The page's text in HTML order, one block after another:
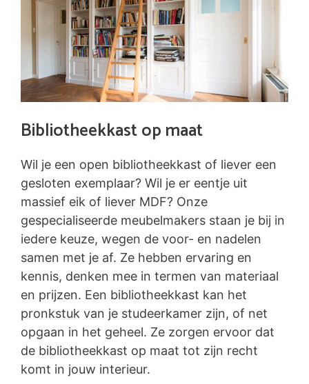
Bibliotheekkast op maat
Wil je een open bibliotheekkast of liever een
gesloten exemplaar? Wil je er eentje uit
massief eik of liever MDF? Onze
gespecialiseerde meubelmakers staan je bij in
iedere keuze, wegen de voor- en nadelen
samen met je af. Ze hebben ervaring en
kennis, denken mee in termen van materiaal
en prijzen. Een bibliotheekkast kan het
pronkstuk van je studeerkamer zijn, of net
opgaan in het geheel. Ze zorgen ervoor dat
de bibliotheekkast op maat tot zijn recht
komt in jouw interieur.